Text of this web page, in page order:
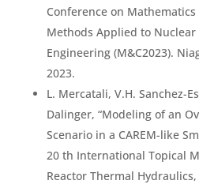
Conference on
Methods Applied to Nuclear
Engineering (M&C2023).
2023.
L. Mercatali, V.H. Sanchez-
Dalinger, “Modeling of an
Scenario in a CAREM-like
20 th International Topical
Reactor Thermal Hydraulics,